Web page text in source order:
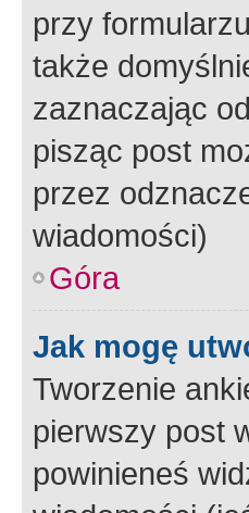
przy
także
zaznaczając
pisząc post
przez
wiadomości)
Góra
Jak mogę
Tworzenie
pierwszy post
powinieneś